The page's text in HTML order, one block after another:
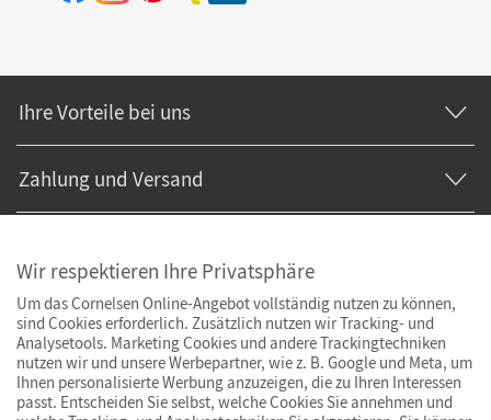
Ihre Vorteile bei uns
Zahlung und Versand
Wir respektieren Ihre Privatsphäre
Um das Cornelsen Online-Angebot vollständig nutzen zu können,
sind Cookies erforderlich. Zusätzlich nutzen wir Tracking- und
Analysetools. Marketing Cookies und andere Trackingtechniken
nutzen wir und unsere Werbepartner, wie z. B. Google und Meta, um
Ihnen personalisierte Werbung anzuzeigen, die zu Ihren Interessen
passt. Entscheiden Sie selbst, welche Cookies Sie annehmen und